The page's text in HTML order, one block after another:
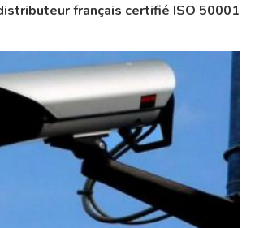
français certifié ISO 50001